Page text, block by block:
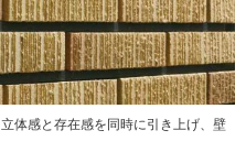
体感と存在感を同時に引き上げ、壁